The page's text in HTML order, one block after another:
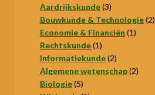
producten
Aardrijkskunde 33
producten
Bouwkunde & Technologie 22
Economie & Financiën 11
Rechtskunde 11
product
Informatiekunde 22
producten
Algemene wetenschap 22
Biologie 55